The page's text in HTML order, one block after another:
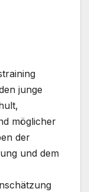
junge
möglicher
der
und dem